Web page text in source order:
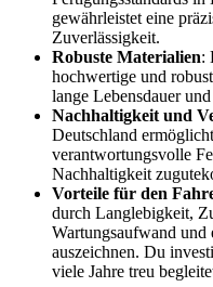
gewährleistet eine
Zuverlässigkeit.
Robuste Materialien:
hochwertige und
lange Lebensdauer
Nachhaltigkeit und
Deutschland
verantwortungsvolle
Nachhaltigkeit
Vorteile für den
durch Langlebigkeit,
Wartungsaufwand und
auszeichnen. Du
viele Jahre treu